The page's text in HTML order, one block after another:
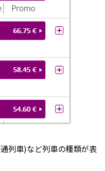
列車)など列車の種類が表